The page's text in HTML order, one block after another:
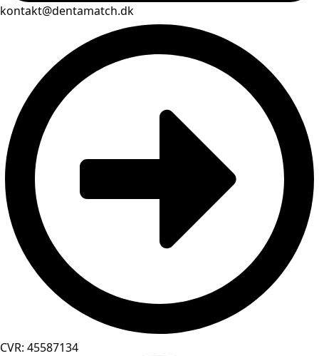
kontakt@dentamatch.dk
CVR: 45587134